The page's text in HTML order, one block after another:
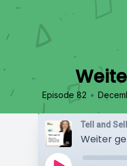
Episode 82 •
Weiter